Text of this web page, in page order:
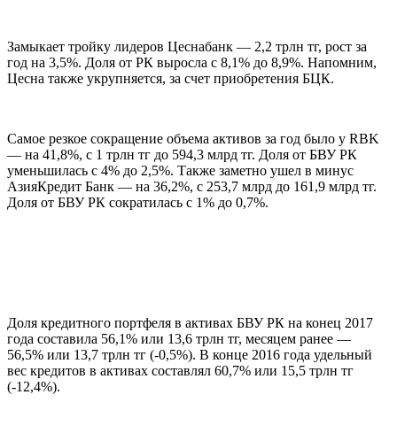
Замыкает тройку лидеров Цеснабанк — 2,2 трлн тг, рост за
год на 3,5%. Доля от РК выросла с 8,1% до 8,9%. Напомним,
Цесна также укрупняется, за счет приобретения БЦК.
Самое резкое сокращение объема активов за год было у RBK
— на 41,8%, с 1 трлн тг до 594,3 млрд тг. Доля от БВУ РК
уменьшилась с 4% до 2,5%. Также заметно ушел в минус
АзияКредит Банк — на 36,2%, с 253,7 млрд до 161,9 млрд тг.
Доля от БВУ РК сократилась с 1% до 0,7%.
Доля кредитного портфеля в активах БВУ РК на конец 2017
года составила 56,1% или 13,6 трлн тг, месяцем ранее —
56,5% или 13,7 трлн тг (-0,5%). В конце 2016 года удельный
вес кредитов в активах составлял 60,7% или 15,5 трлн тг
(-12,4%).